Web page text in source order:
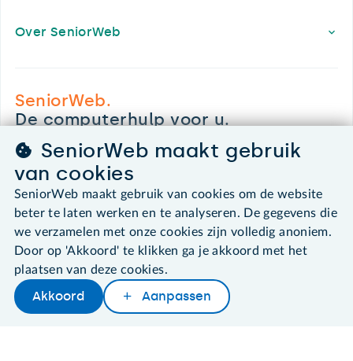
Over SeniorWeb
SeniorWeb.
De computerhulp voor u.
leden@seniorweb.nl
©2026 SeniorWeb
Algemene voorwaarden
Cookies en cookie-instellingen
Disclaimer
SeniorWeb maakt gebruik
van cookies
SeniorWeb maakt gebruik van cookies om de website
beter te laten werken en te analyseren. De gegevens die
we verzamelen met onze cookies zijn volledig anoniem.
Door op 'Akkoord' te klikken ga je akkoord met het
plaatsen van deze cookies.
Akkoord Aanpassen